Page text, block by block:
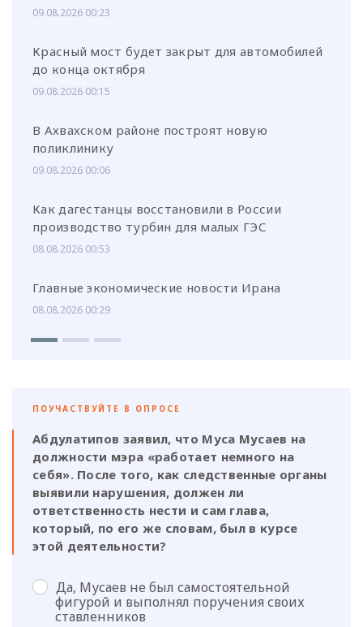
09.08.2026 00:23
Красный мост будет закрыт для автомобилей
до конца октября
09.08.2026 00:15
В Ахвахском районе построят новую
поликлинику
09.08.2026 00:06
Как дагестанцы восстановили в России
производство турбин для малых ГЭС
08.08.2026 00:53
Главные экономические новости Ирана
08.08.2026 00:29
ПОУЧАСТВУЙТЕ В ОПРОСЕ
Абдулатипов заявил, что Муса Мусаев на
должности мэра «работает немного на
себя». После того, как следственные органы
выявили нарушения, должен ли
ответственность нести и сам глава,
который, по его же словам, был в курсе
этой деятельности?
Да, Мусаев не был самостоятельной
фигурой и выполнял поручения своих
ставленников